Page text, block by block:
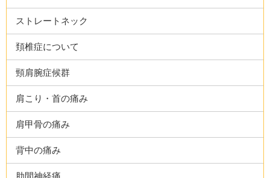
ストレートネック
頚椎症について
頸肩腕症候群
肩こり・首の痛み
肩甲骨の痛み
背中の痛み
肋間神経痛